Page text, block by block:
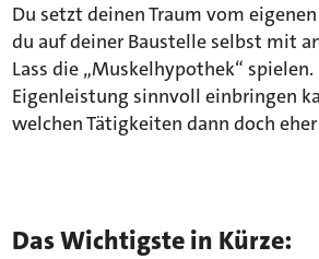
Du setzt deinen Traum vom
du auf deiner Baustelle selbst mit
Lass die „Muskelhypothek“
Eigenleistung sinnvoll einbringen
welchen Tätigkeiten dann doch
Das Wichtigste in Kürze: